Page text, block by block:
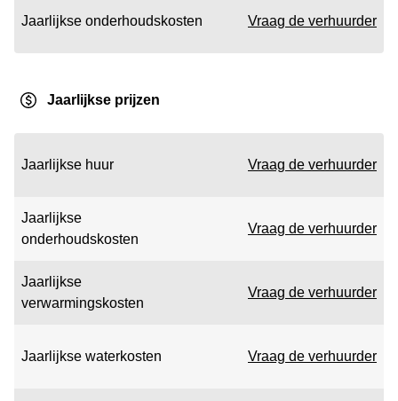
Jaarlijkse onderhoudskosten Vraag de verhuurder
Jaarlijkse prijzen
Jaarlijkse huur Vraag de verhuurder
Jaarlijkse
onderhoudskosten
Vraag de verhuurder
Jaarlijkse
verwarmingskosten
Vraag de verhuurder
Jaarlijkse waterkosten Vraag de verhuurder